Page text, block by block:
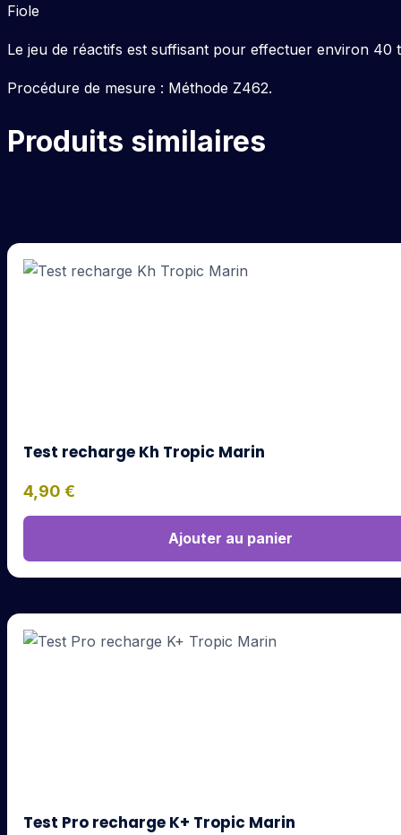
Fiole
Le jeu de réactifs est suffisant pour effectuer environ
Procédure de mesure : Méthode Z462.
Produits similaires
Test recharge Kh Tropic Marin
4,90 €
Ajouter au panier
Test Pro recharge K+ Tropic Marin